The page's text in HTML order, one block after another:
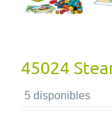
45024
5 disponibles